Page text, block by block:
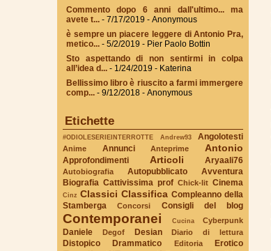
Commento dopo 6 anni dall'ultimo... ma
avete t... - 7/17/2019 - Anonymous
è sempre un piacere leggere di Antonio Pra,
metico... - 5/2/2019 - Pier Paolo Bottin
Sto aspettando di non sentirmi in colpa
all’idea d... - 1/24/2019 - Katerina
Bellissimo libro è riuscito a farmi immergere
comp... - 9/12/2018 - Anonymous
Etichette
#ODIOLESERIEINTERROTTE Andrew93 Angolotesti
Anime Annunci Anteprime Antonio
Approfondimenti Articoli Aryaali76
Autobiografia Autopubblicato
Avventura
Biografia Cattivissima prof Chick-lit Cinema
Cinz Classici Classifica Compleanno della
Stamberga
Concorsi Consigli del blog
Contemporanei Cucina Cyberpunk
Daniele Degof Desian Diario di lettura
Distopico Drammatico Editoria Erotico